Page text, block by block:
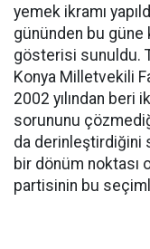
yemek ikramı
gününden bu
gösterisi sunuldu.
Konya Milletvekili
2002 yılından beri
sorununu
da derinleştirdiğini
bir dönüm noktası
partisinin bu